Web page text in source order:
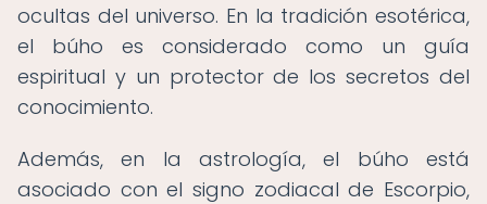
ocultas del universo. En la tradición esotérica,
el búho es considerado como un guía
espiritual y un protector de los secretos del
conocimiento.
Además, en la astrología, el búho está
asociado con el signo zodiacal de Escorpio,